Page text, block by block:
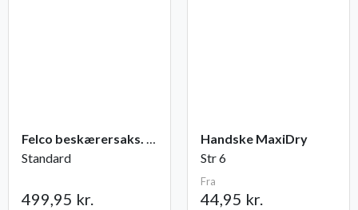
Felco beskærersaks. nr. 2
Standard
499,95 kr.
Handske MaxiDry
Str 6
Fra
44,95 kr.